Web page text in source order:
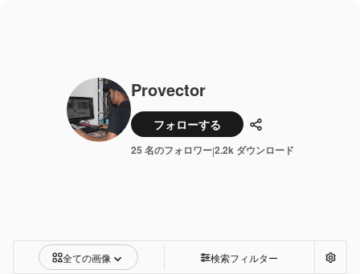
Provector
フォローする 共有
25 名のフォロワー|2.2k ダウンロード
全ての画像 検索フィルター